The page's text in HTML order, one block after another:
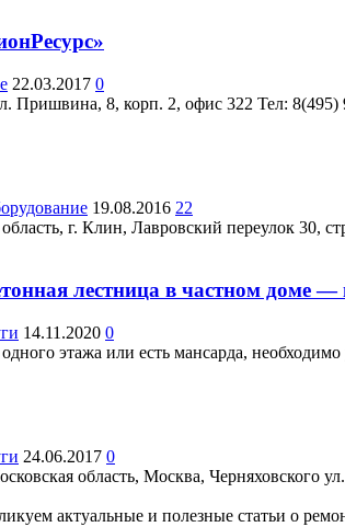
22.03.2017 0
Пришвина, 8, корп. 2, офис 322 Teл: 8(495)
19.08.2016 22
г. Клин, Лавровский переулок 30,
лестница в частном доме
14.11.2020 0
этажа или есть мансарда,
24.06.2017 0
область, Москва, Черняховского
актуальные и полезные статьи о